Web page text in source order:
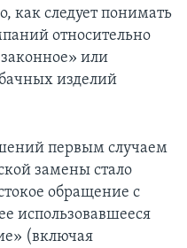
как следует понимать
относительно
или
изделий
первым случаем
замены стало
обращение с
использовавшееся
(включая